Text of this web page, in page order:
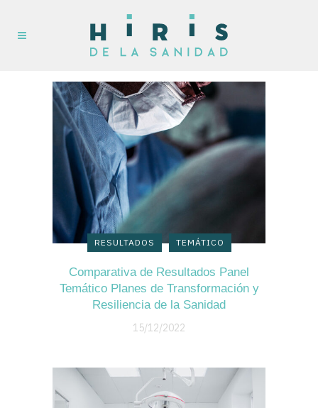
RESULTADOS TEMÁTICO
Comparativa de Resultados Panel
Temático Planes de Transformación y
Resiliencia de la Sanidad
15/12/2022